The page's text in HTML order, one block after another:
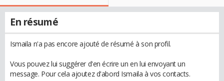
En résumé
Ismaila n'a pas encore ajouté de résumé à son profil.
Vous pouvez lui suggérer d'en écrire un en lui envoyant un
message. Pour cela ajoutez d'abord Ismaila à vos contacts.